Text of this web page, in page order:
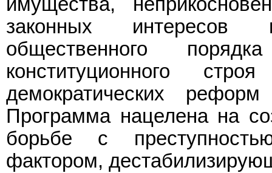
имущества,
законных интересов
общественного
конституционного
демократических
Программа нацелена на
борьбе с
фактором,